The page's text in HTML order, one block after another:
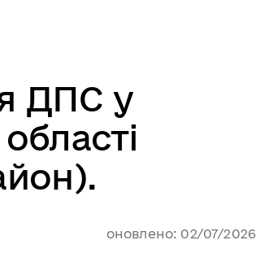
ДПС у
оновлено: 02/07/2026